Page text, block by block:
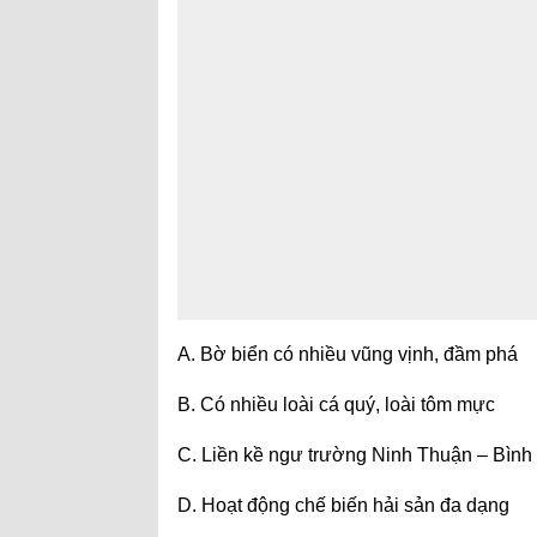
A. Bờ biển có nhiều vũng vịnh, đầm phá
B. Có nhiều loài cá quý, loài tôm mực
C. Liền kề ngư trường Ninh Thuận – Bình
D. Hoạt động chế biến hải sản đa dạng